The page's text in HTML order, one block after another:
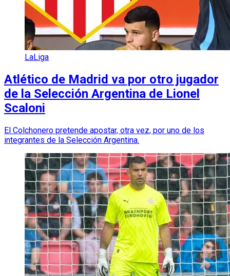
LaLiga
Atlético de Madrid va por otro jugador
de la Selección Argentina de Lionel
Scaloni
El Colchonero pretende apostar, otra vez, por uno de los
integrantes de la Selección Argentina.